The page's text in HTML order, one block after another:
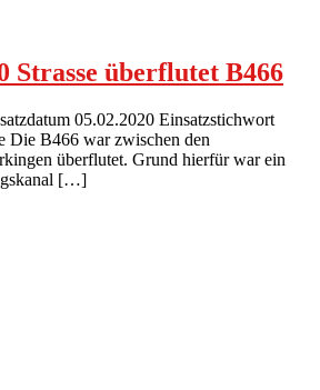
Strasse überflutet B466
05.02.2020 Einsatzstichwort
Die B466 war zwischen den
überflutet. Grund hierfür war ein
[…]